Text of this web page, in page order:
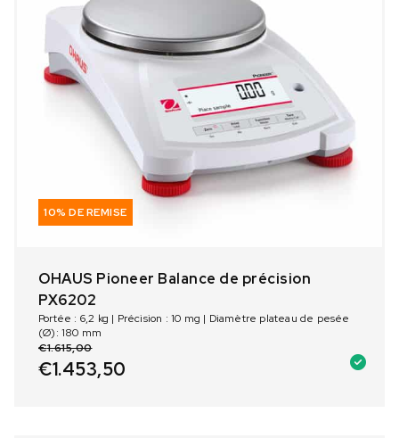
10% DE REMISE
OHAUS Pioneer Balance de précision
PX6202
Portée : 6,2 kg | Précision : 10 mg | Diamètre plateau de pesée
(Ø): 180 mm
€1.615,00
€1.453,50